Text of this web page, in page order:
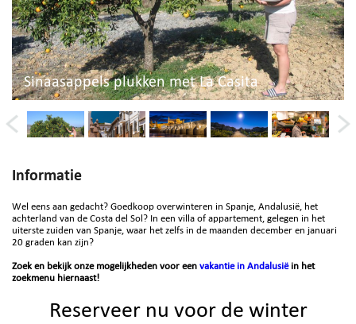
Sinaasappels plukken met La Casita
Informatie
Wel eens aan gedacht? Goedkoop overwinteren in Spanje, Andalusië, het
achterland van de Costa del Sol? In een villa of appartement, gelegen in het
uiterste zuiden van Spanje, waar het zelfs in de maanden december en januari
20 graden kan zijn?
Zoek en bekijk onze mogelijkheden voor een vakantie in Andalusiëin het
zoekmenu hiernaast!
Reserveer nu voor de winter